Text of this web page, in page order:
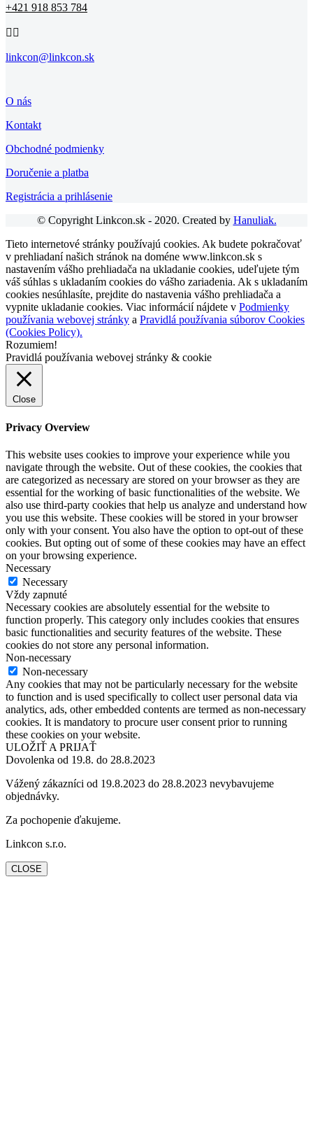
+421 918 853 784
 
linkcon@linkcon.sk
O nás
Kontakt
Obchodné podmienky
Doručenie a platba
Registrácia a prihlásenie
© Copyright Linkcon.sk - 2020. Created by Hanuliak.
Tieto internetové stránky používajú cookies. Ak budete pokračovať
v prehliadaní našich stránok na doméne www.linkcon.sk s
nastavením vášho prehliadača na ukladanie cookies, udeľujete tým
váš súhlas s ukladaním cookies do vášho zariadenia. Ak s ukladaním
cookies nesúhlasíte, prejdite do nastavenia vášho prehliadača a
vypnite ukladanie cookies. Viac informácií nájdete v Podmienky
používania webovej stránky a Pravidlá používania súborov Cookies
(Cookies Policy).
Rozumiem!
Pravidlá používania webovej stránky & cookie
Close
Privacy Overview
This website uses cookies to improve your experience while you
navigate through the website. Out of these cookies, the cookies that
are categorized as necessary are stored on your browser as they are
essential for the working of basic functionalities of the website. We
also use third-party cookies that help us analyze and understand how
you use this website. These cookies will be stored in your browser
only with your consent. You also have the option to opt-out of these
cookies. But opting out of some of these cookies may have an effect
on your browsing experience.
Necessary
Necessary
Vždy zapnuté
Necessary cookies are absolutely essential for the website to
function properly. This category only includes cookies that ensures
basic functionalities and security features of the website. These
cookies do not store any personal information.
Non-necessary
Non-necessary
Any cookies that may not be particularly necessary for the website
to function and is used specifically to collect user personal data via
analytics, ads, other embedded contents are termed as non-necessary
cookies. It is mandatory to procure user consent prior to running
these cookies on your website.
ULOŽIŤ A PRIJAŤ
Dovolenka od 19.8. do 28.8.2023
Vážený zákazníci od 19.8.2023 do 28.8.2023 nevybavujeme
objednávky.
Za pochopenie ďakujeme.
Linkcon s.r.o.
CLOSE